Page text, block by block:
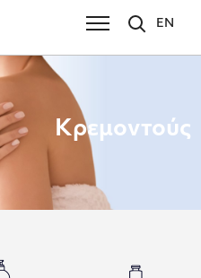
EN
Κρεμοντούς